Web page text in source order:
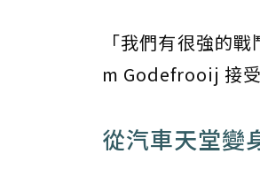
「我們有很強的
m Godefrooij 接
從汽車天堂變